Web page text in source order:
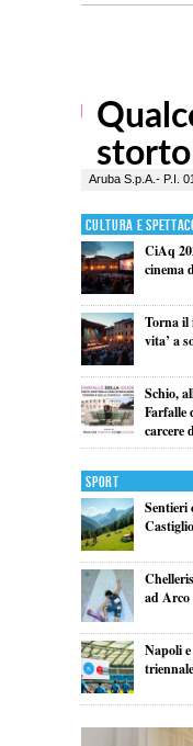
Cultura e
CiAq
cinema
Torna il
vita’ a
Schio,
Farfalle
carcere
Sport
Sentieri
ad Arco
Napoli
triennale